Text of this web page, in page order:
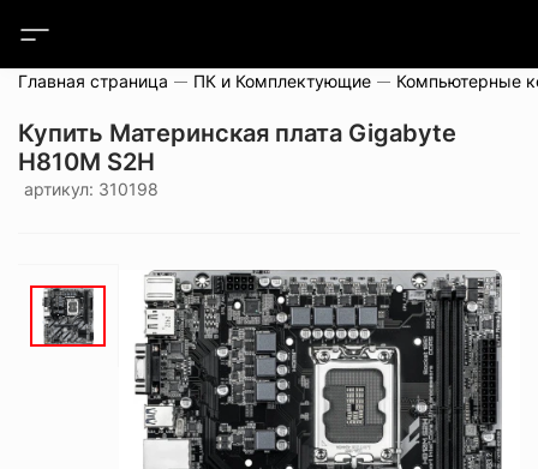
Главная страница ПК и Комплектующие Компьютерные
Купить Материнская плата Gigabyte
H810M S2H
артикул: 310198